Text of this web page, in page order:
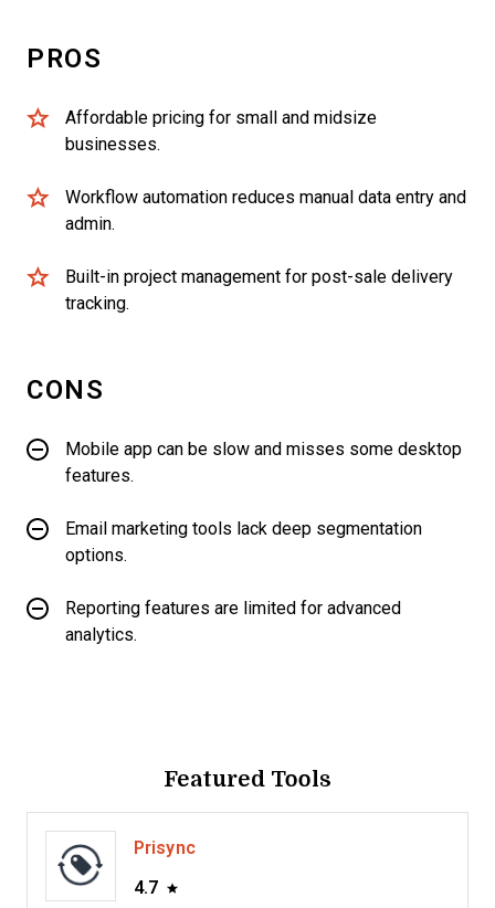
PROS
Affordable pricing for small and midsize
businesses.
Workflow automation reduces manual data entry and
admin.
Built-in project management for post-sale delivery
tracking.
CONS
Mobile app can be slow and misses some desktop
features.
Email marketing tools lack deep segmentation
options.
Reporting features are limited for advanced
analytics.
Featured Tools
Prisync
4.7